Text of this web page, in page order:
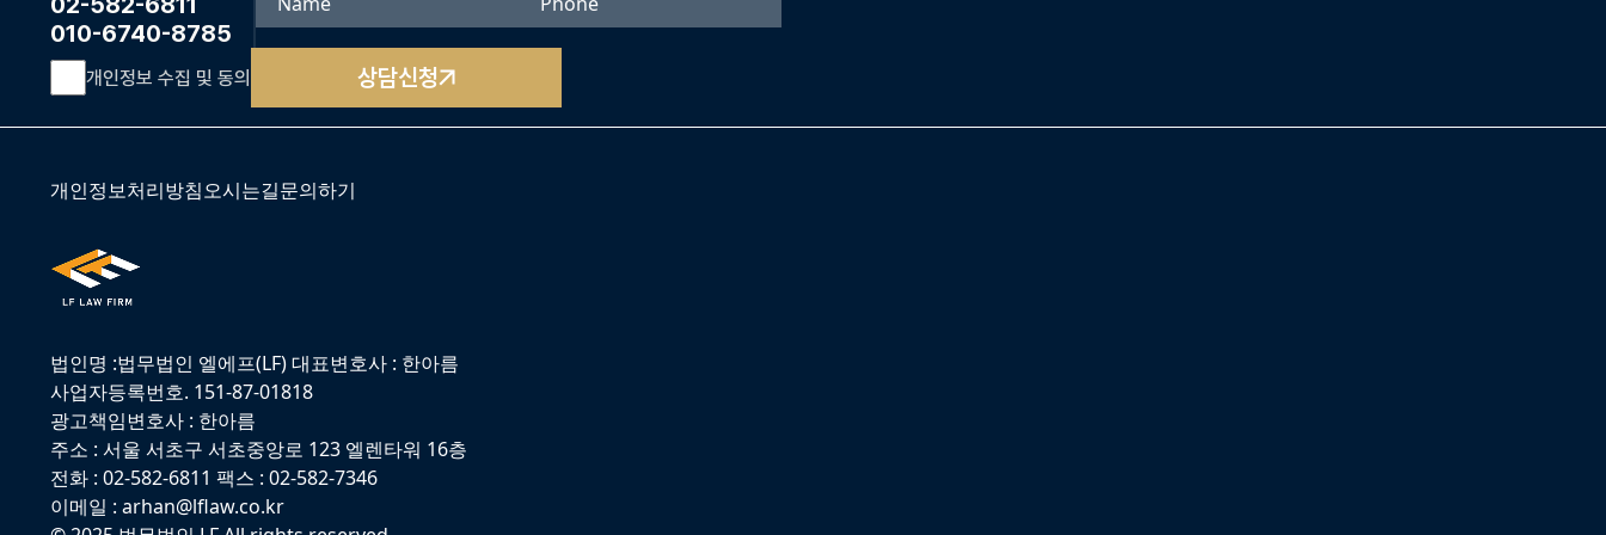
010-6740-8785
개인정보 수집 및 동의 상담신청
개인정보처리방침오시는길문의하기
법인명 :법무법인 엘에프(LF) 대표변호사 : 한아름
사업자등록번호. 151-87-01818
광고책임변호사 : 한아름
주소 : 서울 서초구 서초중앙로 123 엘렌타워 16층
전화 : 02-582-6811 팩스 : 02-582-7346
이메일 : arhan@lflaw.co.kr